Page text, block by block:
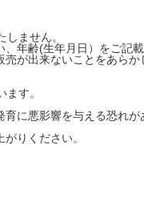
ません。
年齢(生年月日）をご記載
が出来ないことをあらか
す。
に悪影響を与える恐れが
りください。